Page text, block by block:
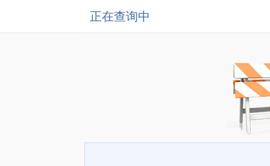
正在查询中